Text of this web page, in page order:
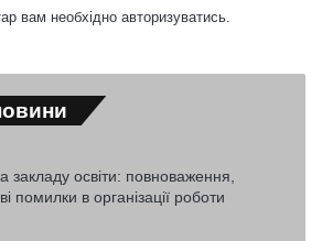
вам необхідно авторизуватись.
закладу освіти: повноваження,
помилки в організації роботи